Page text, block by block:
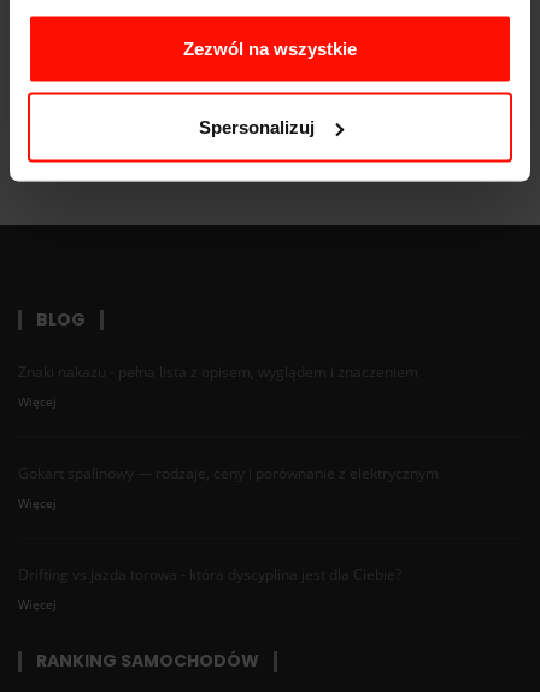
Zezwól na wszystkie
Spersonalizuj
BLOG
Znaki nakazu - pełna lista z opisem, wyglądem i znaczeniem
Więcej
Gokart spalinowy — rodzaje, ceny i porównanie z elektrycznym
Więcej
Drifting vs jazda torowa - która dyscyplina jest dla Ciebie?
Więcej
RANKING SAMOCHODÓW